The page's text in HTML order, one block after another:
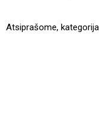
Atsiprašome,